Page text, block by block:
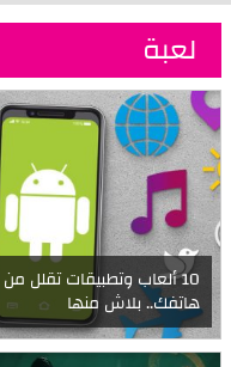
لعبة
10 ألعاب وتطبيقات تقلل
هاتفك.. بلاش منها